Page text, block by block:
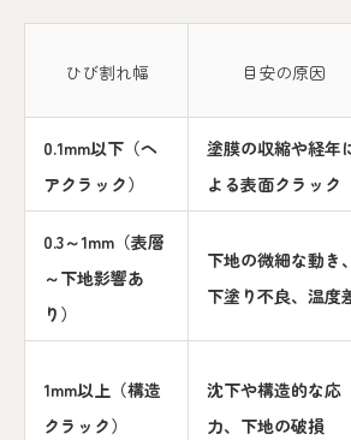
ひび割れ幅 目安の原因
0.1mm以下（ヘ
アクラック）
塗膜の収縮や経年
よる表面クラック
0.3～1mm（表層
～下地影響あ
り）
下地の微細な動き、
下塗り不良、温度
1mm以上（構造
クラック）
沈下や構造的な応
力、下地の破損